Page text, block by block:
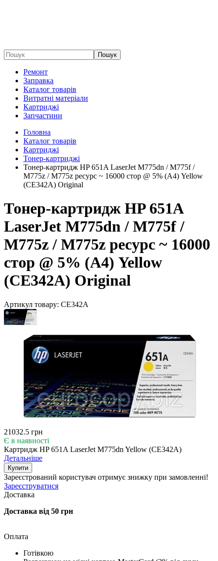
Пошук
Ремонт
Заправка
Каталог товарів
Витратні матеріали
Картриджі
Запчастини
Головна
Каталог товарів
Картриджі
Тонер-картриджі
Тонер-картридж HP 651A LaserJet M775dn / M775f /
M775z / M775z ресурс ~ 16000 стор @ 5% (A4) Yellow
(CE342A) Original
Тонер-картридж HP 651A
LaserJet M775dn / M775f /
M775z / M775z ресурс ~ 16000
стор @ 5% (A4) Yellow
(CE342A) Original
Артикул товару: CE342A
21032.5 грн
Є в наявності
Картридж HP 651A LaserJet M775dn Yellow (CE342A)
Детальніше
Купити
Зареєстрований користувач отримує знижку при замовленні!
Зареєструватися
Доставка
Доставка від 50 грн
Оплата
Готівкою